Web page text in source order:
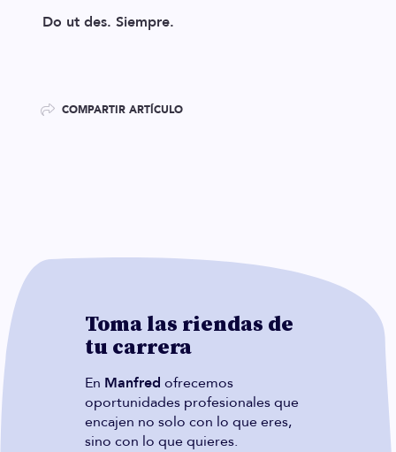
Do ut des. Siempre.
COMPARTIR ARTÍCULO
Toma las riendas de
tu carrera
En Manfred ofrecemos
oportunidades profesionales que
encajen no solo con lo que eres,
sino con lo que quieres.